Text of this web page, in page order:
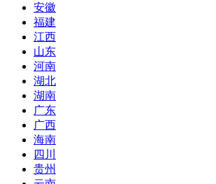
安徽
福建
江西
山东
河南
湖北
湖南
广东
广西
海南
四川
贵州